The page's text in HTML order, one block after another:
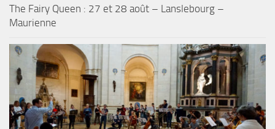
The Fairy Queen : 27 et 28 août – Lanslebourg –
Maurienne